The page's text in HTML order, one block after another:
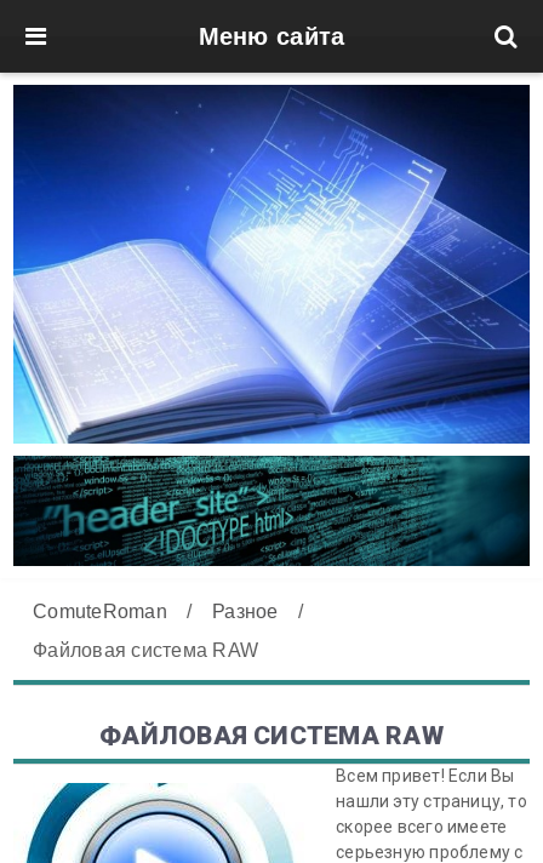
Меню сайта
ComuteRoman / Разное
/
Файловая система RAW
ФАЙЛОВАЯ СИСТЕМА RAW
Всем привет! Если Вы
нашли эту страницу, то
скорее всего имеете
серьезную проблему с